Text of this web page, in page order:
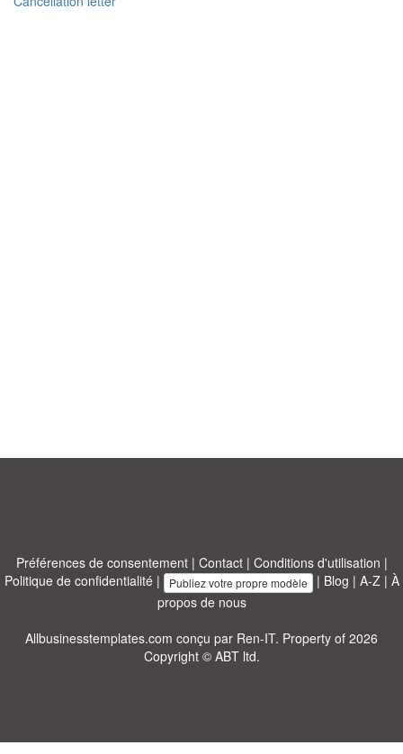
Préférences de consentement| Contact| Conditions d'utilisation |
Politique de confidentialité| Publiez votre propre modèle | Blog | A-Z| À
propos de nous
Allbusinesstemplates.com conçu par Ren-IT. Property of 2026
Copyright © ABT ltd.